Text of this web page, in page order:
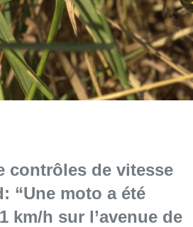
contrôles de vitesse
“Une moto a été
km/h sur l’avenue de